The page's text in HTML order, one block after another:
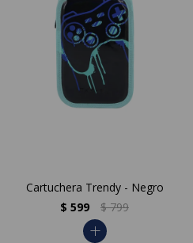
Cartuchera Trendy - Negro
$ 599 $ 799
add